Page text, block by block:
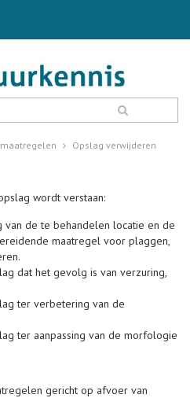
Opslag verwijderen
wordt verstaan:
van de te behandelen locatie en de
maatregel voor plaggen,
dat het gevolg is van verzuring,
ter verbetering van de
ter aanpassing van de morfologie
gericht op afvoer van